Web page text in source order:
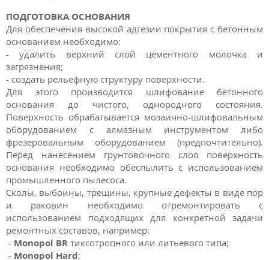
ПОДГОТОВКА ОСНОВАНИЯ
Для обеспечения высокой адгезии покрытия с бетонным
основанием необходимо:
- удалить верхний слой цементного молочка и
загрязнения;
- создать рельефную структуру поверхности.
Для этого производится шлифование бетонного
основания до чистого, однородного состояния.
Поверхность обрабатывается мозаично-шлифовальным
оборудованием с алмазным инструментом либо
фрезеровальным оборудованием (предпочтительно).
Перед нанесением грунтовочного слоя поверхность
основания необходимо обеспылить с использованием
промышленного пылесоса.
Сколы, выбоины, трещины, крупные дефекты в виде пор
и раковин необходимо отремонтировать с
использованием подходящих для конкретной задачи
ремонтных составов, например:
- Monopol BR тиксотропного или литьевого типа;
- Monopol Hard;